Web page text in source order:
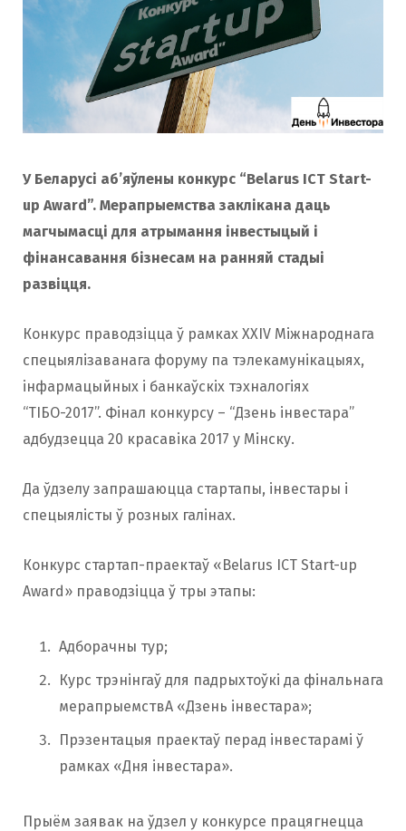
У Беларусі аб’яўлены конкурс “Belarus ICT Start-
up Award”. Мерапрыемства заклікана даць
магчымасці для атрымання інвестыцый і
фінансавання бізнесам на ранняй стадыі
развіцця.
Конкурс праводзіцца ў рамках XXIV Міжнароднага
спецыялізаванага форуму па тэлекамунікацыях,
інфармацыйных і банкаўскіх тэхналогіях
“ТІБО-2017”. Фінал конкурсу – “Дзень інвестара”
адбудзецца 20 красавіка 2017 у Мінску.
Да ўдзелу запрашаюцца стартапы, інвестары і
спецыялісты ў розных галінах.
Конкурс стартап-праектаў «Belarus ICT Start-up
Award» праводзіцца ў тры этапы:
Адборачны тур;
Курс трэнінгаў для падрыхтоўкі да фінальнага
мерапрыемствА «Дзень інвестара»;
Прэзентацыя праектаў перад інвестарамі ў
рамках «Дня інвестара».
Прыём заявак на ўдзел у конкурсе працягнецца